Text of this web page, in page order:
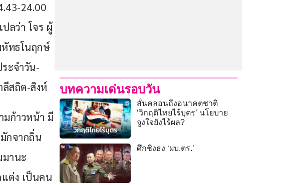
24.00
ลว่า โจร ผู้
หัทธโนฤกษ์
ะจำวัน-
ลีสถิต-สิงห์
มก้าวหน้า มี
กจากถิ่น
านะ
ต่ง เป็นคน
บทความเด่นรอบวัน
สั่นคลอนถึงอนาคตชาติ
‘วิกฤติไทยไร้บุตร’ นโยบาย
จูงใจยังไร้ผล?
ศึกชิงธง ‘ผบ.ตร.’